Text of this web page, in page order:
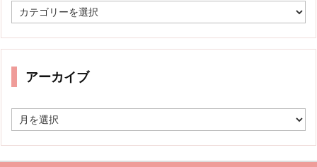
テ
リ
アーカイブ
ー